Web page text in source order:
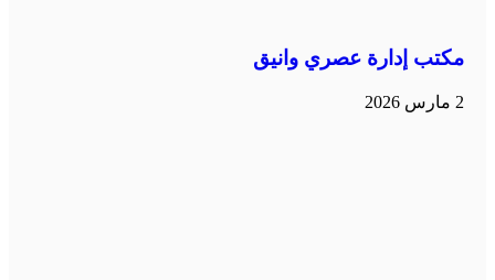
مكتب إدارة عصري وانيق
2 مارس 2026